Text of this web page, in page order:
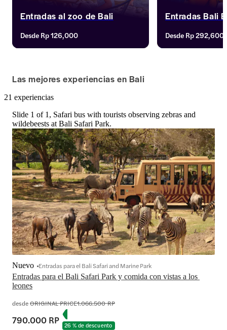
Entradas al zoo de Bali
Si de verdad quieres formar parte de
la naturaleza salvaje, no hay lugar
como el Zoo de Bali. Al ofrecerte un
estar seguro de que vivirás una
Desde Rp 126,000
Entradas Bali
Permítenos
paisaje botánico
criaturas aladas
Desde Rp 292,600
Las mejores experiencias en Bali
21 experiencias
Slide 1 of 1, Safari bus with tourists observing zebras and
wildebeests at Bali Safari Park.
Entradas para el Bali Safari Park y comida con vistas a los
leones
Nuevo Entradas para el Bali Safari and Marine Park
desdeORIGINAL PRICE1.066.500 RP
790.000 RP 26 % de descuento